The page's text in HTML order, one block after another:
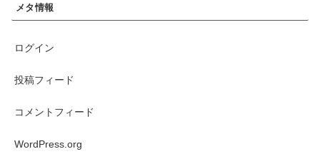
メタ情報
ログイン
投稿フィード
コメントフィード
WordPress.org